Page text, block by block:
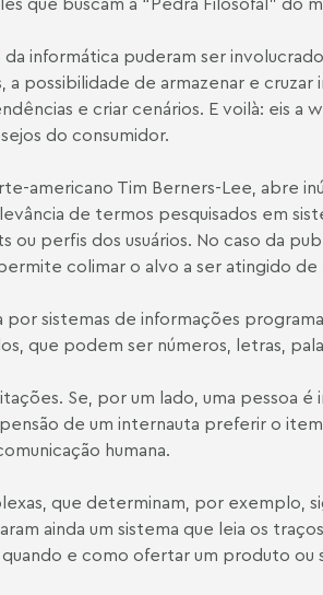
informática puderam ser
possibilidade de armazenar e
e criar cenários. E voilà: eis
do consumidor.
americano Tim Berners-Lee, abre
de termos pesquisados em
ou perfis dos usuários. No caso da
colimar o alvo a ser atingido de
sistemas de informações
que podem ser números, letras,
Se, por um lado, uma pessoa
de um internauta preferir o
humana.
que determinam, por exemplo,
ainda um sistema que leia os
e como ofertar um produto ou